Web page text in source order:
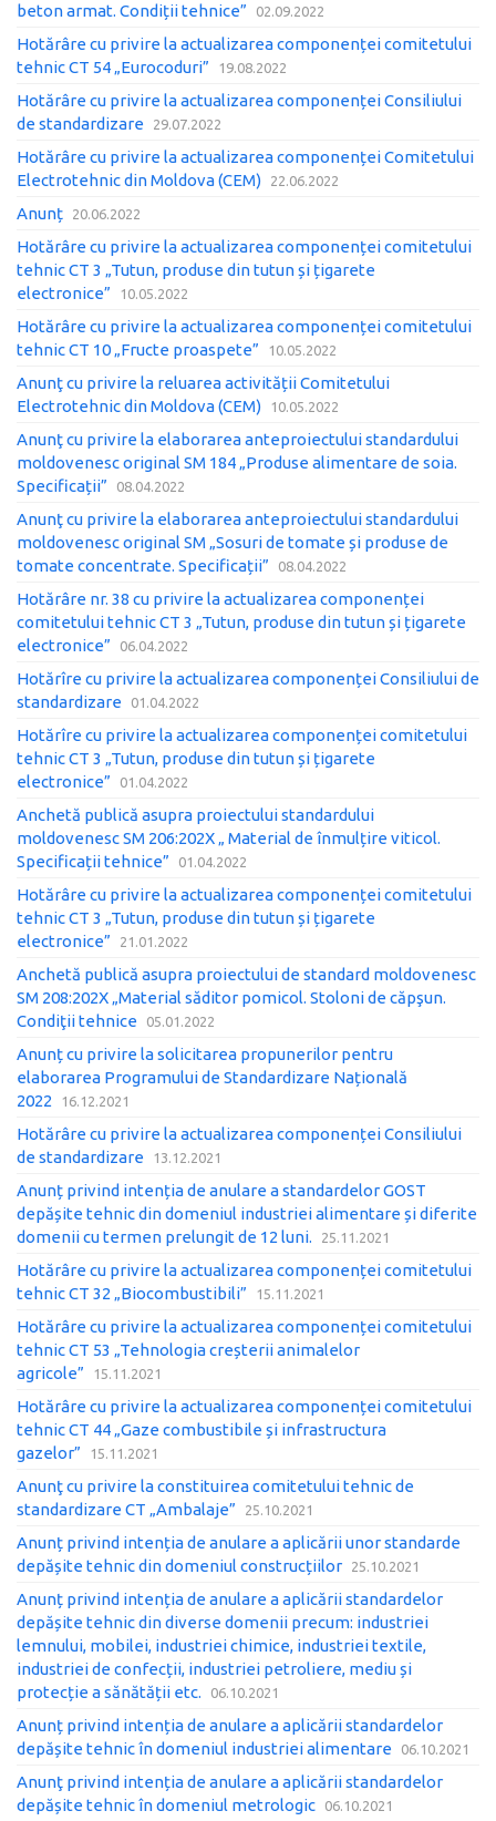
beton armat. Condiții tehnice”
02.09.2022
Hotărâre cu privire la actualizarea componenței comitetului
tehnic CT 54 „Eurocoduri”
19.08.2022
Hotărâre cu privire la actualizarea componenței Consiliului
de standardizare
29.07.2022
Hotărâre cu privire la actualizarea componenței Comitetului
Electrotehnic din Moldova (CEM)
22.06.2022
Anunț 20.06.2022
Hotărâre cu privire la actualizarea componenței comitetului
tehnic CT 3 „Tutun, produse din tutun și țigarete
electronice”
10.05.2022
Hotărâre cu privire la actualizarea componenței comitetului
tehnic CT 10 „Fructe proaspete”
10.05.2022
Anunţ cu privire la reluarea activității Comitetului
Electrotehnic din Moldova (CEM)
10.05.2022
Anunţ cu privire la elaborarea anteproiectului standardului
moldovenesc original SM 184 „Produse alimentare de soia.
Specificații”
08.04.2022
Anunţ cu privire la elaborarea anteproiectului standardului
moldovenesc original SM „Sosuri de tomate și produse de
tomate concentrate. Specificații”
08.04.2022
Hotărâre nr. 38 cu privire la actualizarea componenței
comitetului tehnic CT 3 „Tutun, produse din tutun și țigarete
electronice”
06.04.2022
Hotărîre cu privire la actualizarea componenței Consiliului de
standardizare
01.04.2022
Hotărîre cu privire la actualizarea componenței comitetului
tehnic CT 3 „Tutun, produse din tutun și țigarete
electronice”
01.04.2022
Anchetă publică asupra proiectului standardului
moldovenesc SM 206:202X „ Material de înmulțire viticol.
Specificații tehnice”
01.04.2022
Hotărâre cu privire la actualizarea componenței comitetului
tehnic CT 3 „Tutun, produse din tutun și țigarete
electronice”
21.01.2022
Anchetă publică asupra proiectului de standard moldovenesc
SM 208:202X „Material săditor pomicol. Stoloni de căpşun.
Condiţii tehnice
05.01.2022
Anunț cu privire la solicitarea propunerilor pentru
elaborarea Programului de Standardizare Națională
2022
16.12.2021
Hotărâre cu privire la actualizarea componenței Consiliului
de standardizare
13.12.2021
Anunț privind intenția de anulare a standardelor GOST
depășite tehnic din domeniul industriei alimentare și diferite
domenii cu termen prelungit de 12 luni.
25.11.2021
Hotărâre cu privire la actualizarea componenței comitetului
tehnic CT 32 „Biocombustibili”
15.11.2021
Hotărâre cu privire la actualizarea componenței comitetului
tehnic CT 53 „Tehnologia creșterii animalelor
agricole”
15.11.2021
Hotărâre cu privire la actualizarea componenței comitetului
tehnic CT 44 „Gaze combustibile și infrastructura
gazelor”
15.11.2021
Anunţ cu privire la constituirea comitetului tehnic de
standardizare CT „Ambalaje”
25.10.2021
Anunț privind intenția de anulare a aplicării unor standarde
depășite tehnic din domeniul construcțiilor
25.10.2021
Anunț privind intenția de anulare a aplicării standardelor
depășite tehnic din diverse domenii precum: industriei
lemnului, mobilei, industriei chimice, industriei textile,
industriei de confecții, industriei petroliere, mediu și
protecție a sănătății etc.
06.10.2021
Anunț privind intenția de anulare a aplicării standardelor
depășite tehnic în domeniul industriei alimentare
06.10.2021
Anunţ privind intenția de anulare a aplicării standardelor
depășite tehnic în domeniul metrologic
06.10.2021